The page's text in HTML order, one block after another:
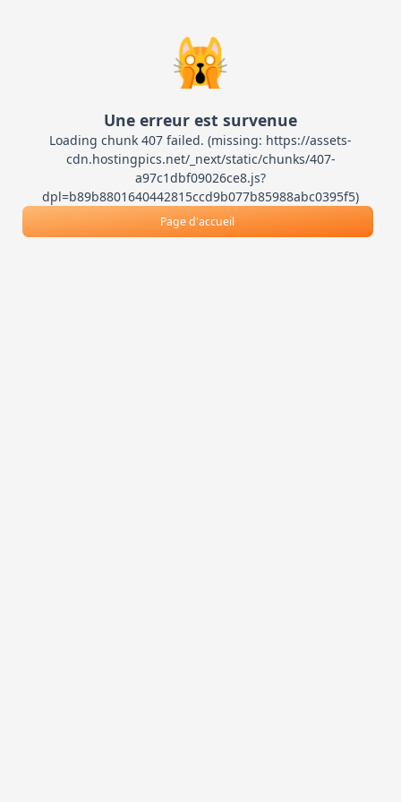
🙀
Une erreur est survenue
Loading chunk 407 failed. (missing: https://assets-
cdn.hostingpics.net/_next/static/chunks/407-
a97c1dbf09026ce8.js?
dpl=b89b8801640442815ccd9b077b85988abc0395f5)
Page d'accueil